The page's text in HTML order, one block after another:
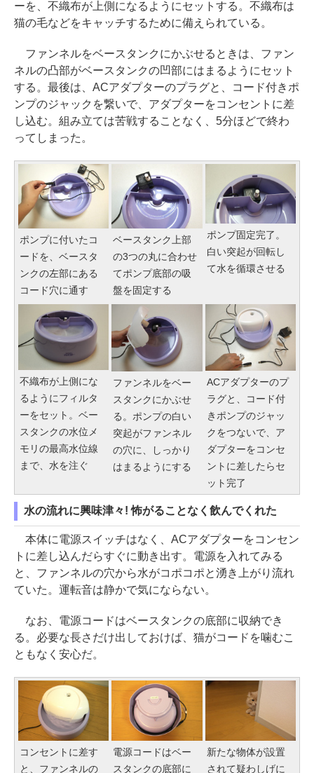
ーを、不織布が上側になるようにセットする。不織布は
猫の毛などをキャッチするために備えられている。
ファンネルをベースタンクにかぶせるときは、ファン
ネルの凸部がベースタンクの凹部にはまるようにセット
する。最後は、ACアダプターのプラグと、コード付きポ
ンプのジャックを繋いで、アダプターをコンセントに差
し込む。組み立ては苦戦することなく、5分ほどで終わ
ってしまった。
ポンプに付いたコ
ードを、ベースタ
ンクの左部にある
コード穴に通す
ベースタンク上部
の3つの丸に合わせ
てポンプ底部の吸
盤を固定する
ポンプ固定完了。
白い突起が回転し
て水を循環させる
不織布が上側にな
るようにフィルタ
ーをセット。ベー
スタンクの水位メ
モリの最高水位線
まで、水を注ぐ
ファンネルをベー
スタンクにかぶせ
る。ポンプの白い
突起がファンネル
の穴に、しっかり
はまるようにする
ACアダプターのプ
ラグと、コード付
きポンプのジャッ
クをつないで、ア
ダプターをコンセ
ントに差したらセ
ット完了
水の流れに興味津々! 怖がることなく飲んでくれた
本体に電源スイッチはなく、ACアダプターをコンセン
トに差し込んだらすぐに動き出す。電源を入れてみる
と、ファンネルの穴から水がコポコポと湧き上がり流れ
ていた。運転音は静かで気にならない。
なお、電源コードはベースタンクの底部に収納でき
る。必要な長さだけ出しておけば、猫がコードを噛むこ
ともなく安心だ。
コンセントに差す
と、ファンネルの
電源コードはベー
スタンクの底部に
新たな物体が設置
されて疑わしげに